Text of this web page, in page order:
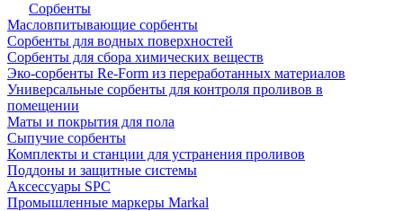
Сорбенты
Масловпитывающие сорбенты
Сорбенты для водных поверхностей
Сорбенты для сбора химических веществ
Эко-сорбенты Re-Form из переработанных материалов
Универсальные сорбенты для контроля проливов в
помещении
Маты и покрытия для пола
Сыпучие сорбенты
Комплекты и станции для устранения проливов
Поддоны и защитные системы
Аксессуары SPC
Промышленные маркеры Markal